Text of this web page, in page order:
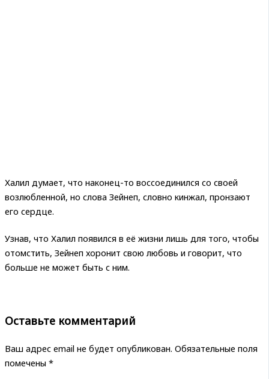
Халил думает, что наконец-то воссоединился со своей
возлюбленной, но слова Зейнеп, словно кинжал, пронзают
его сердце.
Узнав, что Халил появился в её жизни лишь для того, чтобы
отомстить, Зейнеп хоронит свою любовь и говорит, что
больше не может быть с ним.
Оставьте комментарий
Ваш адрес email не будет опубликован. Обязательные поля
помечены *